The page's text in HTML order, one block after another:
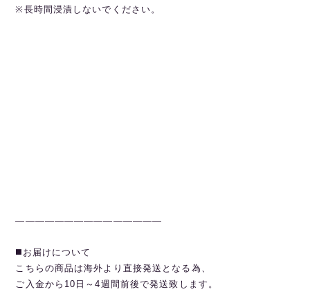
※長時間浸漬しないでください。
———————————————
◼️お届けについて
こちらの商品は海外より直接発送となる為、
ご入金から10日～4週間前後で発送致します。